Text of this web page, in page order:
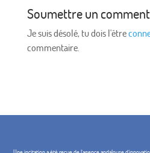
Soumettre un
Je suis désolé, tu dois l'être
commentaire.